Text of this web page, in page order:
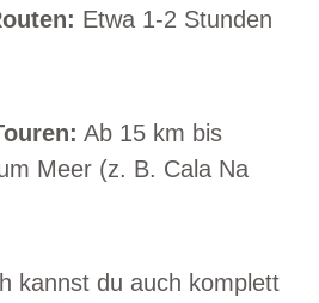
Etwa 1-2 Stunden
Ab 15 km bis
Meer (z. B. Cala Na
kannst du auch komplett